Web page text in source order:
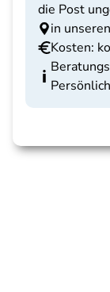
die Post
in
Kosten: